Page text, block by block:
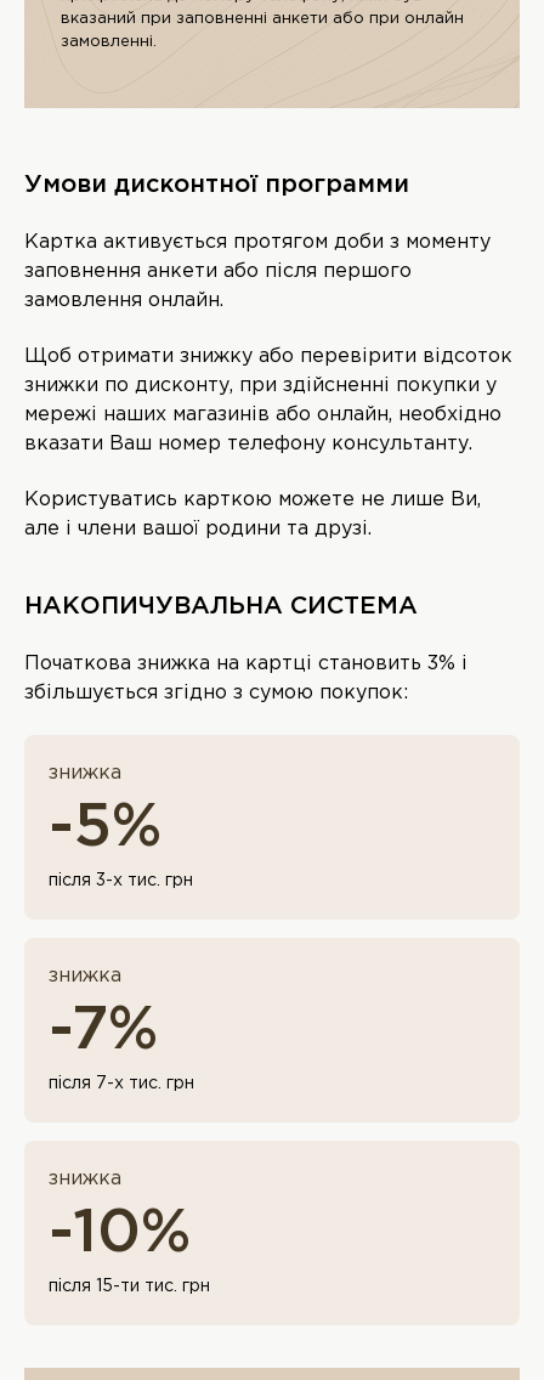
вказаний при заповненні анкети або при онлайн
замовленні.
Умови дисконтної программи
Картка активується протягом доби з моменту
заповнення анкети або після першого
замовлення онлайн.
Щоб отримати знижку або перевірити відсоток
знижки по дисконту, при здійсненні покупки у
мережі наших магазинів або онлайн, необхідно
вказати Ваш номер телефону консультанту.
Користуватись карткою можете не лише Ви,
але і члени вашої родини та друзі.
НАКОПИЧУВАЛЬНА СИСТЕМА
Початкова знижка на картці становить 3% і
збільшується згідно з сумою покупок:
знижка
-5%
після 3-х тис. грн
знижка
-7%
після 7-х тис. грн
знижка
-10%
після 15-ти тис. грн